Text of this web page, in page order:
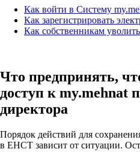
Как войти в Систему
Как зарегистрировать
Как собственникам
Что предпринять,
доступ к my.mehnat
директора
Порядок действий для
в ЕНСТ зависит от ситуации.